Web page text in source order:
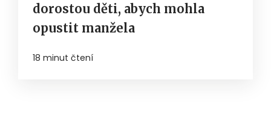
dorostou děti, abych mohla
opustit manžela
18 minut čtení